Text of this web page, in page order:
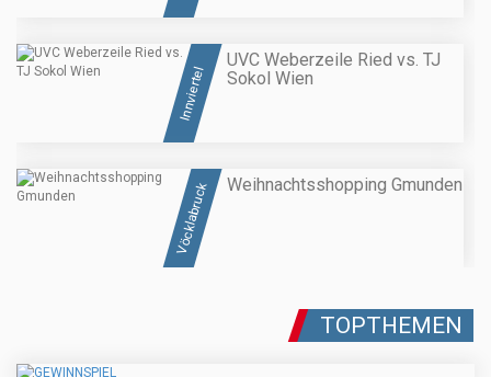
Innviertel
UVC Weberzeile Ried vs. TJ
Sokol Wien
Vöcklabruck Weihnachtsshopping Gmunden
TOPTHEMEN